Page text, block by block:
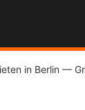
in Berlin —